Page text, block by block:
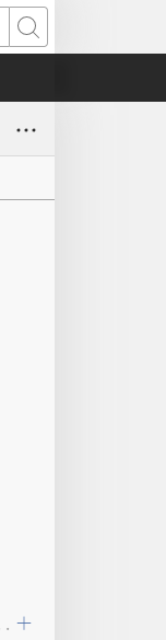
Поиск